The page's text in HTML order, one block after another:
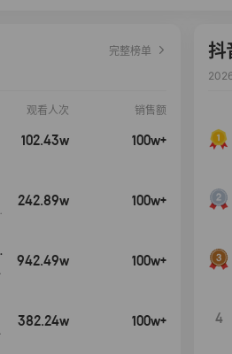
完整榜单
观看人次 销售额
102.43w 100w+
242.89w 100w+
942.49w 100w+
382.24w 100w+
抖
4